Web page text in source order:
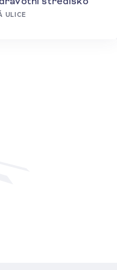
ULICE